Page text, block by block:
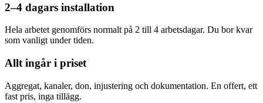
2–4 dagars installation
Hela arbetet genomförs normalt på 2 till 4 arbetsdagar. Du bor kvar
som vanligt under tiden.
Allt ingår i priset
Aggregat, kanaler, don, injustering och dokumentation. En offert, ett
fast pris, inga tillägg.